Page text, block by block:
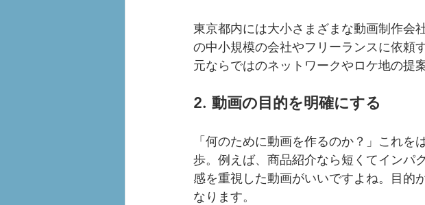
東京都内には大小さまざまな動画制作会
の中小規模の会社やフリーランスに依頼
元ならではのネットワークやロケ地の提
2. 動画の目的を明確にする
「何のために動画を作るのか？」これ
歩。例えば、商品紹介なら短くてインパ
感を重視した動画がいいですよね。目的
なります。